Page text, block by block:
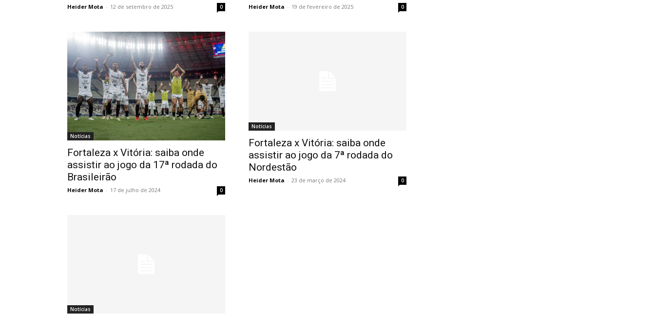
Heider Mota - 12 de setembro de 2025 0 Heider Mota - 19 de fevereiro de 2025 0
Notícias
Fortaleza x Vitória: saiba onde
assistir ao jogo da 17ª rodada do
Brasileirão
Heider Mota - 17 de julho de 2024 0
Notícias
Fortaleza x Vitória: saiba onde
assistir ao jogo da 7ª rodada do
Nordestão
Heider Mota - 23 de março de 2024 0
Notícias